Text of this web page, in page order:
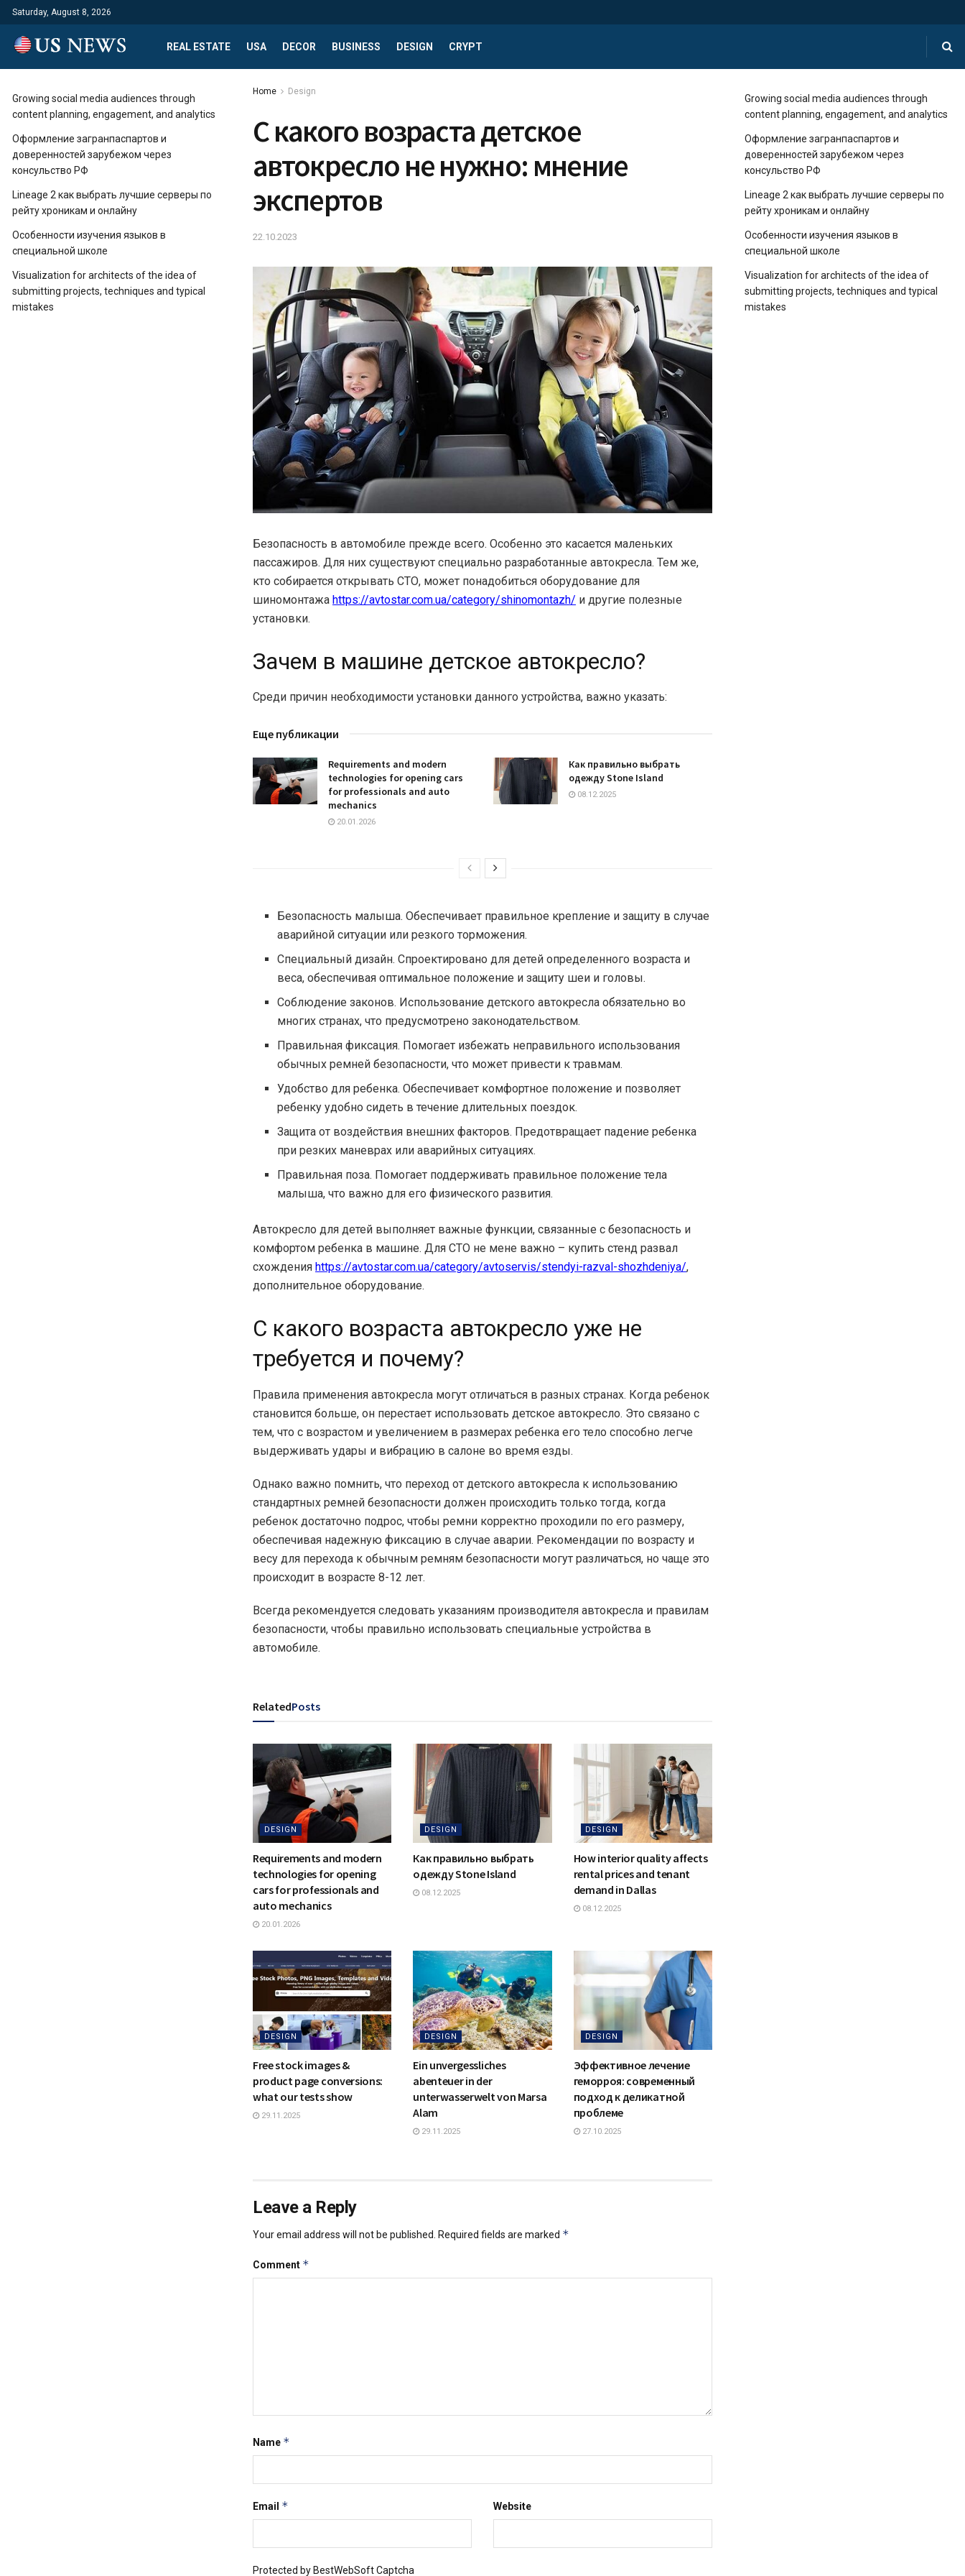
Saturday, August 8, 2026
REAL ESTATE USA DECOR BUSINESS DESIGN CRYPT
Home Design
С какого возраста детское
автокресло не нужно: мнение
экспертов
22.10.2023
Безопасность в автомобиле прежде всего. Особенно это касается маленьких
пассажиров. Для них существуют специально разработанные автокресла. Тем же,
кто собирается открывать СТО, может понадобиться оборудование для
шиномонтажа https://avtostar.com.ua/category/shinomontazh/ и другие полезные
установки.
Зачем в машине детское автокресло?
Среди причин необходимости установки данного устройства, важно указать:
Еще публикации
Requirements and modern
technologies for opening cars
for professionals and auto
mechanics
20.01.2026
Как правильно выбрать
одежду Stone Island
08.12.2025
Безопасность малыша. Обеспечивает правильное крепление и защиту в случае
аварийной ситуации или резкого торможения.
Специальный дизайн. Спроектировано для детей определенного возраста и
веса, обеспечивая оптимальное положение и защиту шеи и головы.
Соблюдение законов. Использование детского автокресла обязательно во
многих странах, что предусмотрено законодательством.
Правильная фиксация. Помогает избежать неправильного использования
обычных ремней безопасности, что может привести к травмам.
Удобство для ребенка. Обеспечивает комфортное положение и позволяет
ребенку удобно сидеть в течение длительных поездок.
Защита от воздействия внешних факторов. Предотвращает падение ребенка
при резких маневрах или аварийных ситуациях.
Правильная поза. Помогает поддерживать правильное положение тела
малыша, что важно для его физического развития.
Автокресло для детей выполняет важные функции, связанные с безопасность и
комфортом ребенка в машине. Для СТО не мене важно – купить стенд развал
схождения https://avtostar.com.ua/category/avtoservis/stendyi-razval-shozhdeniya/,
дополнительное оборудование.
С какого возраста автокресло уже не
требуется и почему?
Правила применения автокресла могут отличаться в разных странах. Когда ребенок
становится больше, он перестает использовать детское автокресло. Это связано с
тем, что с возрастом и увеличением в размерах ребенка его тело способно легче
выдерживать удары и вибрацию в салоне во время езды.
Однако важно помнить, что переход от детского автокресла к использованию
стандартных ремней безопасности должен происходить только тогда, когда
ребенок достаточно подрос, чтобы ремни корректно проходили по его размеру,
обеспечивая надежную фиксацию в случае аварии. Рекомендации по возрасту и
весу для перехода к обычным ремням безопасности могут различаться, но чаще это
происходит в возрасте 8-12 лет.
Всегда рекомендуется следовать указаниям производителя автокресла и правилам
безопасности, чтобы правильно использовать специальные устройства в
автомобиле.
RelatedPosts
DESIGN
Requirements and modern
technologies for opening
cars for professionals and
auto mechanics
20.01.2026
DESIGN
Как правильно выбрать
одежду Stone Island
08.12.2025
DESIGN
How interior quality affects
rental prices and tenant
demand in Dallas
08.12.2025
DESIGN
Free stock images &
product page conversions:
what our tests show
29.11.2025
DESIGN
Ein unvergessliches
abenteuer in der
unterwasserwelt von Marsa
Alam
29.11.2025
DESIGN
Эффективное лечение
геморроя: современный
подход к деликатной
проблеме
27.10.2025
Leave a Reply
Your email address will not be published. Required fields are marked *
Comment *
Name *
Email * Website
Protected by BestWebSoft Captcha
Growing social media audiences through
content planning, engagement, and analytics
Оформление загранпаспартов и
доверенностей зарубежом через
консульство РФ
Lineage 2 как выбрать лучшие серверы по
рейту хроникам и онлайну
Особенности изучения языков в
специальной школе
Visualization for architects of the idea of ​​
submitting projects, techniques and typical
mistakes
Growing social media audiences through
content planning, engagement, and analytics
Оформление загранпаспартов и
доверенностей зарубежом через
консульство РФ
Lineage 2 как выбрать лучшие серверы по
рейту хроникам и онлайну
Особенности изучения языков в
специальной школе
Visualization for architects of the idea of ​​
submitting projects, techniques and typical
mistakes